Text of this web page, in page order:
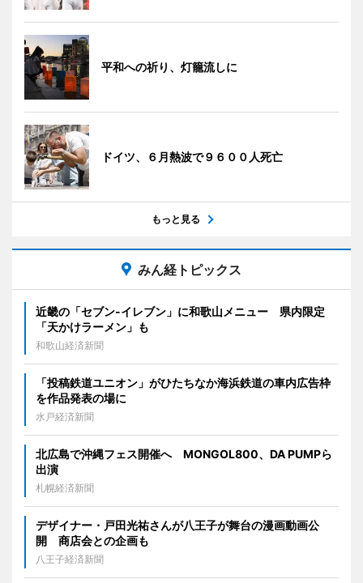
平和への祈り、灯籠流しに
ドイツ、６月熱波で９６００人死亡
もっと見る
みん経トピックス
近畿の「セブン-イレブン」に和歌山メニュー 県内限定
「天かけラーメン」も
和歌山経済新聞
「投稿鉄道ユニオン」がひたちなか海浜鉄道の車内広告枠
を作品発表の場に
水戸経済新聞
北広島で沖縄フェス開催へ MONGOL800、DA PUMPら
出演
札幌経済新聞
デザイナー・戸田光祐さんが八王子が舞台の漫画動画公
開 商店会との企画も
八王子経済新聞